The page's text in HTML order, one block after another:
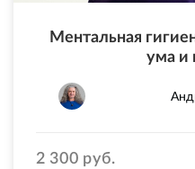
Ментальная
ума и
2 300 руб.